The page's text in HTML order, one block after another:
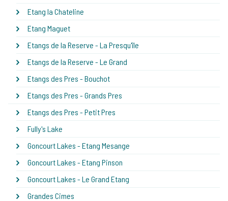
Etang la Chateline
Etang Maguet
Etangs de la Reserve - La Presqu'île
Etangs de la Reserve - Le Grand
Etangs des Pres - Bouchot
Etangs des Pres - Grands Pres
Etangs des Pres - Petit Pres
Fully's Lake
Goncourt Lakes - Etang Mesange
Goncourt Lakes - Etang Pinson
Goncourt Lakes - Le Grand Etang
Grandes Cimes